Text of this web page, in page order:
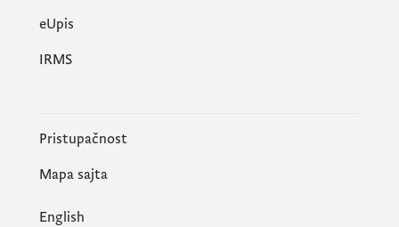
еUpis
IRMS
Pristupačnost
Mapa sajta
English